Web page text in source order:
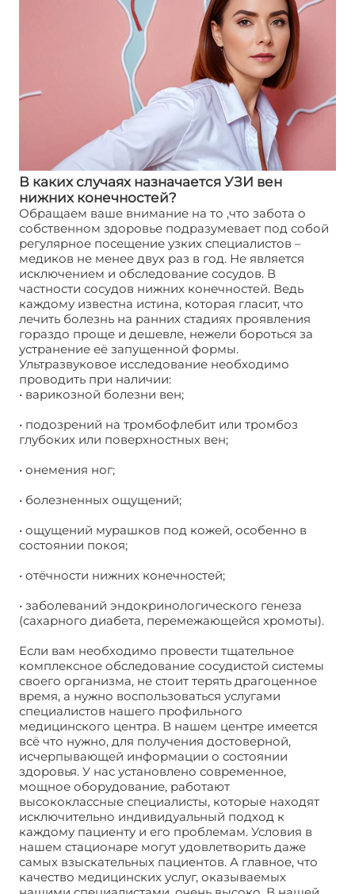
В каких случаях назначается УЗИ вен
нижних конечностей?
Обращаем ваше внимание на то ,что забота о
собственном здоровье подразумевает под собой
регулярное посещение узких специалистов –
медиков не менее двух раз в год. Не является
исключением и обследование сосудов. В
частности сосудов нижних конечностей. Ведь
каждому известна истина, которая гласит, что
лечить болезнь на ранних стадиях проявления
гораздо проще и дешевле, нежели бороться за
устранение её запущенной формы.
Ультразвуковое исследование необходимо
проводить при наличии:
• варикозной болезни вен;
• подозрений на тромбофлебит или тромбоз
глубоких или поверхностных вен;
• онемения ног;
• болезненных ощущений;
• ощущений мурашков под кожей, особенно в
состоянии покоя;
• отёчности нижних конечностей;
• заболеваний эндокринологического генеза
(сахарного диабета, перемежающейся хромоты).
Если вам необходимо провести тщательное
комплексное обследование сосудистой системы
своего организма, не стоит терять драгоценное
время, а нужно воспользоваться услугами
специалистов нашего профильного
медицинского центра. В нашем центре имеется
всё что нужно, для получения достоверной,
исчерпывающей информации о состоянии
здоровья. У нас установлено современное,
мощное оборудование, работают
высококлассные специалисты, которые находят
исключительно индивидуальный подход к
каждому пациенту и его проблемам. Условия в
нашем стационаре могут удовлетворить даже
самых взыскательных пациентов. А главное, что
качество медицинских услуг, оказываемых